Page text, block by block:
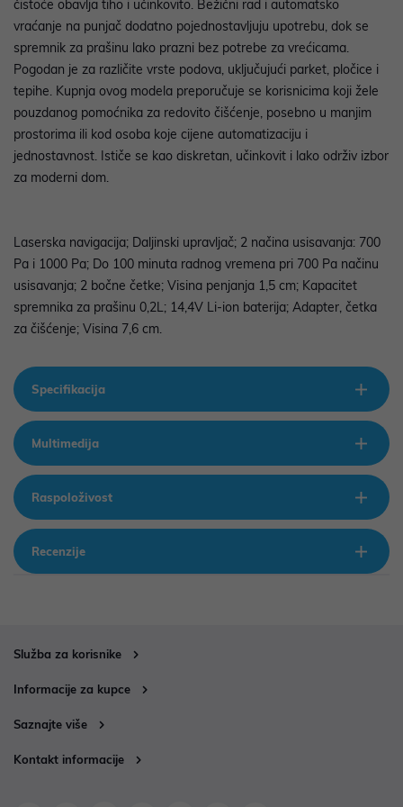
čistoće obavlja tiho i učinkovito. Bežični rad i automatsko
vraćanje na punjač dodatno pojednostavljuju upotrebu, dok se
spremnik za prašinu lako prazni bez potrebe za vrećicama.
Pogodan je za različite vrste podova, uključujući parket, pločice i
tepihe. Kupnja ovog modela preporučuje se korisnicima koji žele
pouzdanog pomoćnika za redovito čišćenje, posebno u manjim
prostorima ili kod osoba koje cijene automatizaciju i
jednostavnost. Ističe se kao diskretan, učinkovit i lako održiv izbor
za moderni dom.
Laserska navigacija; Daljinski upravljač; 2 načina usisavanja: 700
Pa i 1000 Pa; Do 100 minuta radnog vremena pri 700 Pa načinu
usisavanja; 2 bočne četke; Visina penjanja 1,5 cm; Kapacitet
spremnika za prašinu 0,2L; 14,4V Li-ion baterija; Adapter, četka
za čišćenje; Visina 7,6 cm.
Specifikacija
Multimedija
Raspoloživost
Recenzije
Služba za korisnike
Informacije za kupce
Saznajte više
Kontakt informacije